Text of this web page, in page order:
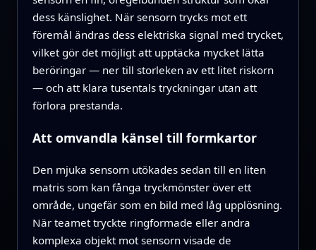
dess känslighet. När sensorn trycks mot ett
föremål ändras dess elektriska signal med trycket,
vilket gör det möjligt att upptäcka mycket lätta
beröringar — ner till storleken av ett litet riskorn
— och att klara tusentals tryckningar utan att
förlora prestanda.
Att omvandla känsel till formkartor
Den mjuka sensorn utökades sedan till en liten
matris som kan fånga tryckmönster över ett
område, ungefär som en bild med låg upplösning.
När teamet tryckte ringformade eller andra
komplexa objekt mot sensorn visade de